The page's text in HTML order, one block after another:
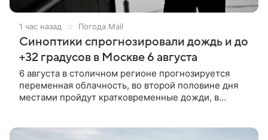
1 час назад Погода Mail
Синоптики спрогнозировали дождь и до
+32 градусов в Москве 6 августа
6 августа в столичном регионе прогнозируется
переменная облачность, во второй половине дня
местами пройдут кратковременные дожди, в
Гидрометцентра.